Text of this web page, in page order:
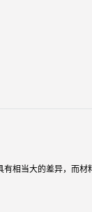
相当大的差异，而材